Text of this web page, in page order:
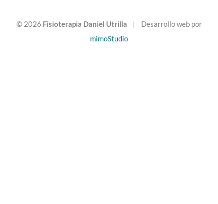
© 2026 Fisioterapia Daniel Utrilla | Desarrollo web por
mimoStudio